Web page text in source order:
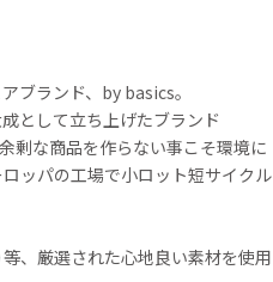
ブランド、by basics。
として立ち上げたブランド
剰な商品を作らない事こそ環境に
ッパの工場で小ロット短サイクル
、厳選された心地良い素材を使用